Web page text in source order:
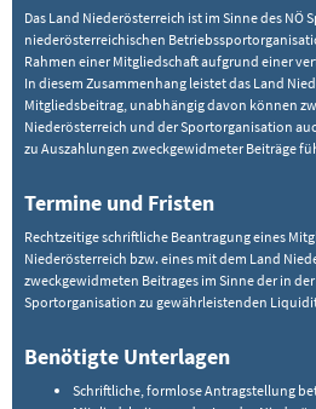
Das Land Niederösterreich ist im Sinne des NÖ
niederösterreichischen
Rahmen einer Mitgliedschaft aufgrund einer
In diesem Zusammenhang leistet das Land
Mitgliedsbeitrag, unabhängig davon können
Niederösterreich und der Sportorganisation
zu Auszahlungen zweckgewidmeter Beiträge
Termine und Fristen
Rechtzeitige schriftliche Beantragung eines
Niederösterreich bzw. eines mit dem Land
zweckgewidmeten Beitrages im Sinne der in
Sportorganisation zu gewährleistenden
Benötigte Unterlagen
Schriftliche, formlose Antragstellung